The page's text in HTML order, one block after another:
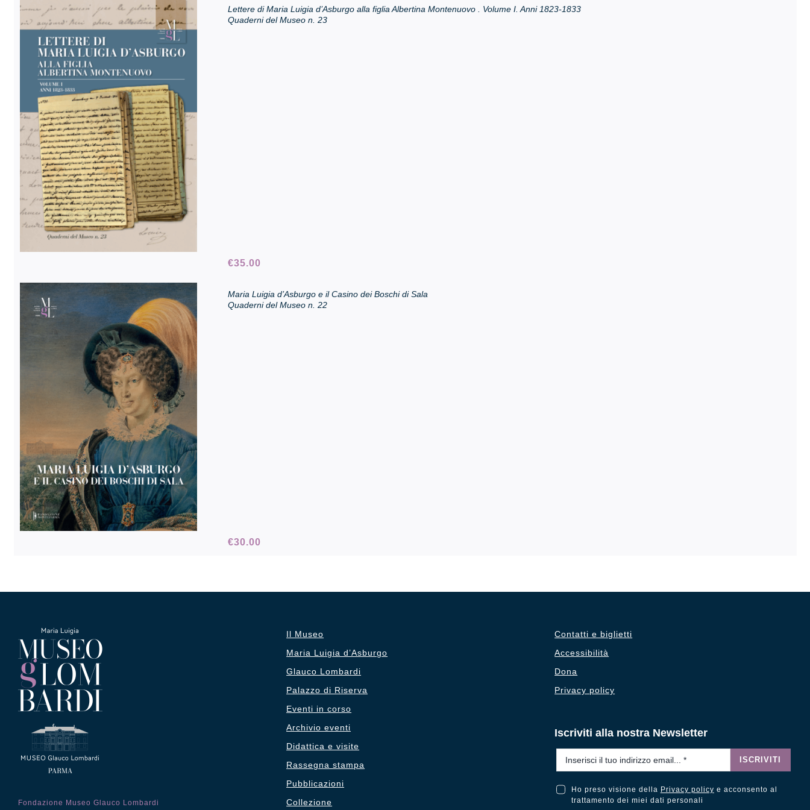
era:
è:
Lettere di Maria Luigia d’Asburgo alla figlia Albertina Montenuovo . Volume I. Anni 1823-1833
Quaderni del Museo n. 23
€35.00
Maria Luigia d’Asburgo e il Casino dei Boschi di Sala
Quaderni del Museo n. 22
€30.00
Fondazione Museo Glauco Lombardi
Il Museo
Maria Luigia d’Asburgo
Glauco Lombardi
Palazzo di Riserva
Eventi in corso
Archivio eventi
Didattica e visite
Rassegna stampa
Pubblicazioni
Collezione
Contatti e biglietti
Accessibilità
Dona
Privacy policy
Iscriviti alla nostra Newsletter
ISCRIVITI
Ho preso visione della Privacy policy e acconsento al
trattamento dei miei dati personali